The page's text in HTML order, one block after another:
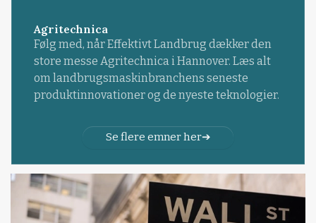
Agritechnica
Følg med, når Effektivt Landbrug dækker den
store messe Agritechnica i Hannover. Læs alt
om landbrugsmaskinbranchens seneste
produktinnovationer og de nyeste teknologier.
Se flere emner her